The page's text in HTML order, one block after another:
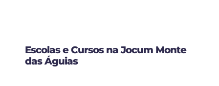
Escolas e Cursos na Jocum Monte
das Águias